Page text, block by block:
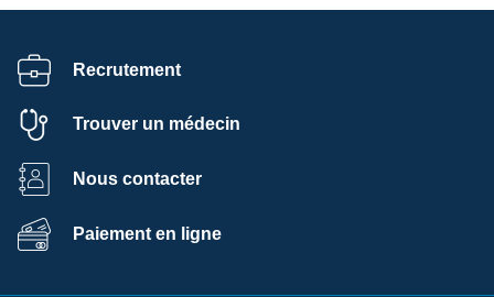
Recrutement
Trouver un médecin
Nous contacter
Paiement en ligne